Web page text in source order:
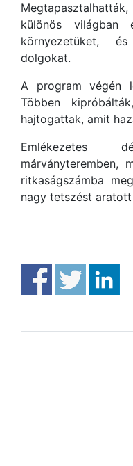
különös világban
környezetüket,
dolgokat.
A program végén
Többen
hajtogattak, amit
Emlékezetes
márványteremben,
ritkaságszámba
nagy tetszést